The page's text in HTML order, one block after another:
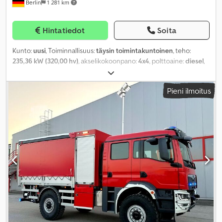
Berlin 1 281 km
Hintatiedot Soita
Kunto:uusi, Toiminnallisuus:täysin toimintakuntoinen, teho:
235,36 kW (320,00 hv), akselikokoonpano:4x4, polttoaine:diesel,
puoliautomaattinen
päästöluokka:Euro 6, Valmistusvuosi:2025, Varusteet:ilmastointi,
keskuslukitus, neliveto, perävaunukytkin, tasauspyörästön
Pieni ilmoitus